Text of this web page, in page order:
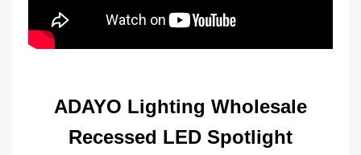
ADAYO Lighting Wholesale
Recessed LED Spotlight